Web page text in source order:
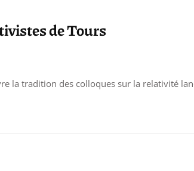
de Tours
la tradition des colloques sur la relativité